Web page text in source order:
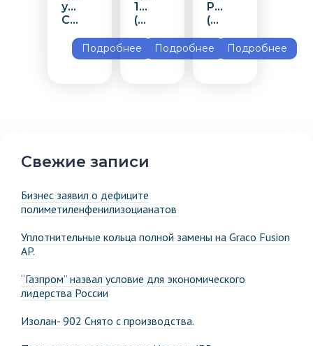
утеплитель
СИПУР
Подробнее
108У
(480кг)
Подробнее
POLYNOR
(ПОЛИНОР)
Подробнее
Свежие записи
Бизнес заявил о дефиците
полиметиленфенилизоцианатов
Уплотнительные кольца полной замены на Graco Fusion
AP.
“Газпром” назвал условие для экономического
лидерства России
Изолан- 902 Снято с производства.